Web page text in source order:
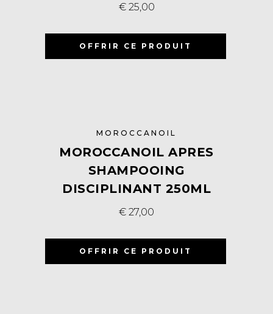
€25,00
OFFRIR CE PRODUIT
MOROCCANOIL
MOROCCANOIL APRES
SHAMPOOING
DISCIPLINANT 250ML
€ 27,00
OFFRIR CE PRODUIT